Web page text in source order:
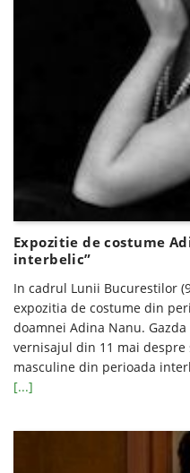
Expozitie de costume
interbelic”
In cadrul Lunii Bucurestilor
expozitia de costume din
doamnei Adina Nanu.
vernisajul din 11 mai
masculine din perioada
[...]